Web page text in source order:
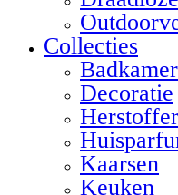
Collecties
Badkamer
Decoratie
Kaarsen
Keuken